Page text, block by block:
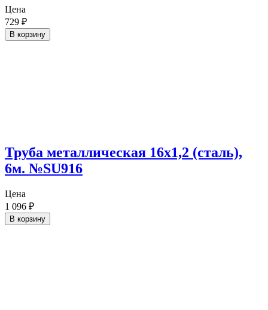
Цена
729 ₽
В корзину
Труба металлическая 16х1,2 (сталь),
6м. №SU916
Цена
1 096 ₽
В корзину